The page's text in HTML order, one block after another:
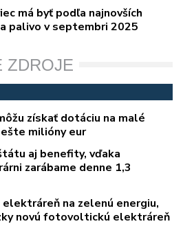
má byť podľa najnovších
palivo v septembri 2025
ZDROJE
získať dotáciu na malé
milióny eur
aj benefity, vďaka
zarábame denne 1,3
na zelenú energiu,
novú fotovoltickú elektráreň